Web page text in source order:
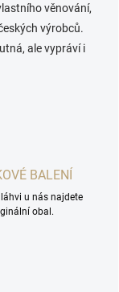
věnování,
výrobců.
ale vypráví i
BALENÍ
láhvi u nás najdete
obal.